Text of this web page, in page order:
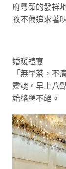
府粵菜的發祥
孜不倦追求著
婚暖禮宴
「無早茶，不
靈魂。早上八
始絡繹不絕。